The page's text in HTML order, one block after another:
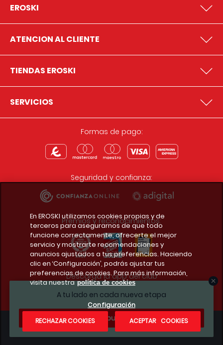
A tu lado en cada nueva etapa
¿Te apuntas?
EROSKI
ATENCION AL CLIENTE
TIENDAS EROSKI
SERVICIOS
Formas de pago:
Seguridad y confianza:
Premios y reconocimientos:
Descarga la app del club
Condiciones legales
En EROSKI utilizamos cookies propias y de
terceros para asegurarnos de que todo
funcione correctamente, ofrecerte el mejor
servicio y mostrarte recomendaciones y
anuncios ajustados a tus preferencias. Haciendo
clic en ‘Configuración’, podrás ajustar tus
preferencias de cookies. Para más información,
visita nuestra política de cookies
Configuración
RECHAZAR COOKIES
ACEPTAR COOKIES